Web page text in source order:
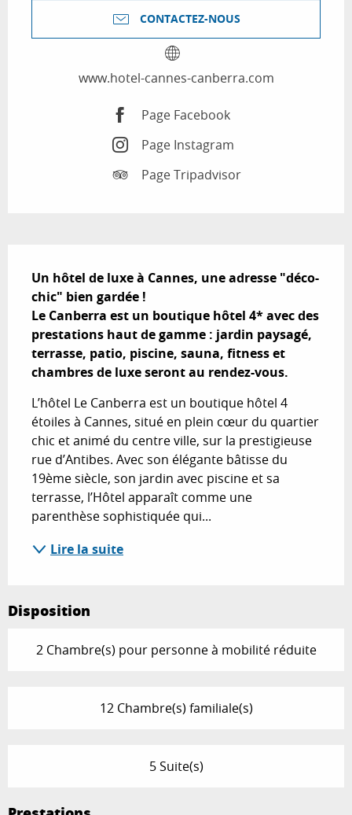
CONTACTEZ-NOUS
www.hotel-cannes-canberra.com
Page Facebook
Page Instagram
Page Tripadvisor
Un hôtel de luxe à Cannes, une adresse "déco-
chic" bien gardée !
Le Canberra est un boutique hôtel 4* avec des
prestations haut de gamme : jardin paysagé,
terrasse, patio, piscine, sauna, fitness et
chambres de luxe seront au rendez-vous.
L’hôtel Le Canberra est un boutique hôtel 4
étoiles à Cannes, situé en plein cœur du quartier
chic et animé du centre ville, sur la prestigieuse
rue d’Antibes. Avec son élégante bâtisse du
19ème siècle, son jardin avec piscine et sa
terrasse, l’Hôtel apparaît comme une
parenthèse sophistiquée qui...
Lire la suite
Disposition
2 Chambre(s) pour personne à mobilité réduite
12 Chambre(s) familiale(s)
5 Suite(s)